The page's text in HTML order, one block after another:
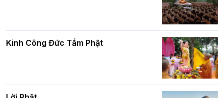
đô hòa bình và phát triển
Phật giáo chính tín Phần 9: Giải thích
Kinh Công Đức Tắm Phật